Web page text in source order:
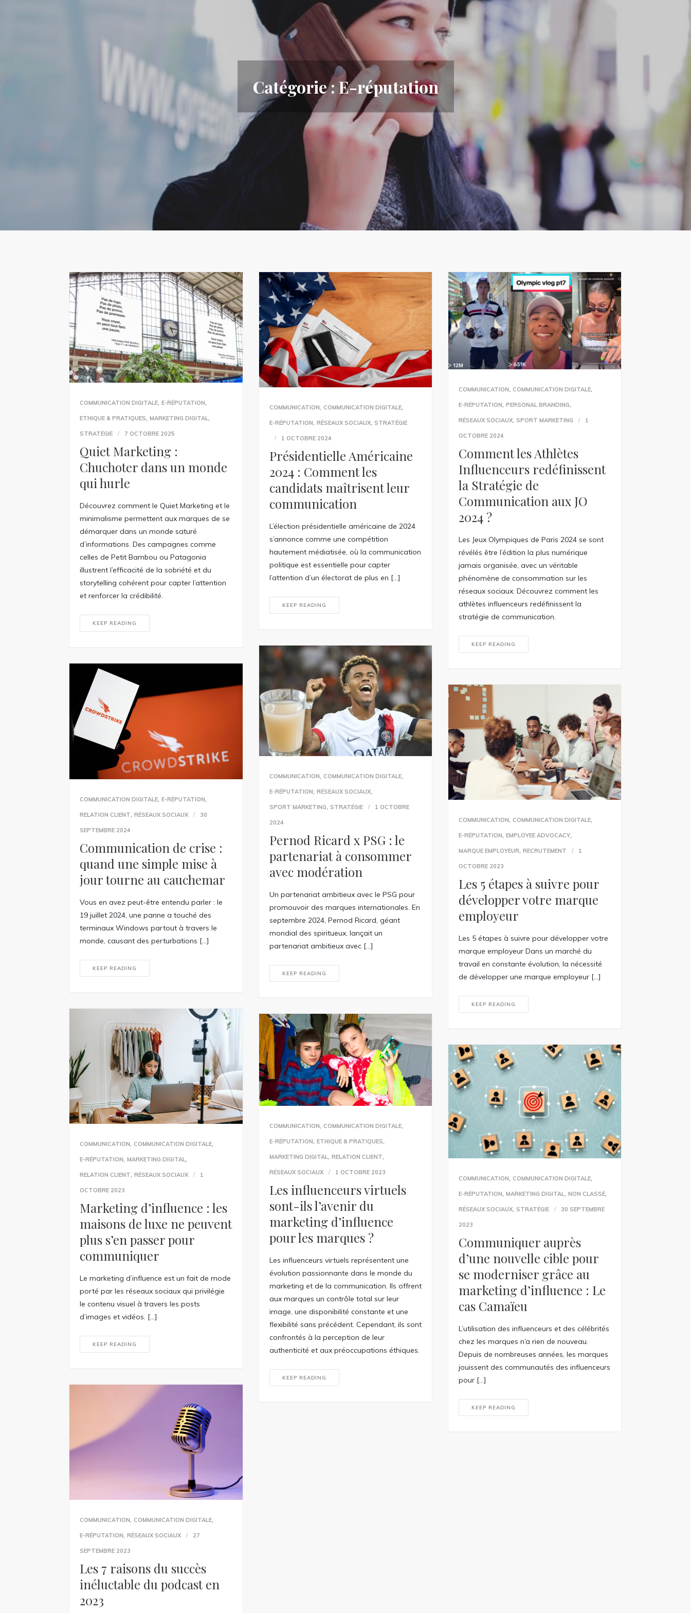
Catégorie :E-réputation
COMMUNICATION DIGITALE,E-RÉPUTATION,
ETHIQUE & PRATIQUES,MARKETING DIGITAL,
STRATÉGIE 7 OCTOBRE 2025
Quiet Marketing :
Chuchoter dans un monde
qui hurle
Découvrez comment le Quiet Marketing et le
minimalisme permettent aux marques de se
démarquer dans un monde saturé
d’informations. Des campagnes comme
celles de Petit Bambou ou Patagonia
illustrent l’efficacité de la sobriété et du
storytelling cohérent pour capter l’attention
et renforcer la crédibilité.
KEEP READING
COMMUNICATION, COMMUNICATION DIGITALE,
E-RÉPUTATION, RÉSEAUX SOCIAUX, STRATÉGIE
1 OCTOBRE 2024
Présidentielle Américaine
2024 : Comment les
candidats maîtrisent leur
communication
L’élection présidentielle américaine de 2024
s’annonce comme une compétition
hautement médiatisée, où la communication
politique est essentielle pour capter
l’attention d’un électorat de plus en […]
KEEP READING
COMMUNICATION,COMMUNICATION DIGITALE,
E-RÉPUTATION,PERSONAL BRANDING,
RÉSEAUX SOCIAUX, SPORT MARKETING 1
OCTOBRE 2024
Comment les Athlètes
Influenceurs redéfinissent
la Stratégie de
Communication aux JO
2024 ?
Les Jeux Olympiques de Paris 2024 se sont
révélés être l’édition la plus numérique
jamais organisée, avec un véritable
phénomène de consommation sur les
réseaux sociaux. Découvrez comment les
athlètes influenceurs redéfinissent la
stratégie de communication.
KEEP READING
COMMUNICATION COMMUNICATION DIGITALE,
E-RÉPUTATION RÉSEAUX SOCIAUX,
SPORT MARKETING STRATÉGIE 1 OCTOBRE
2024
Pernod Ricard x PSG : le
partenariat à consommer
avec modération
Un partenariat ambitieux avec le PSG pour
promouvoir des marques internationales. En
septembre 2024, Pernod Ricard, géant
mondial des spiritueux, lançait un
partenariat ambitieux avec […]
KEEP READING
COMMUNICATION DIGITALE ,E-RÉPUTATION
RELATION CLIENT ,RÉSEAUX SOCIAUX 30
SEPTEMBRE 2024
Communication de crise :
quand une simple mise à
jour tourne au cauchemar
Vous en avez peut-être entendu parler : le
19 juillet 2024, une panne a touché des
terminaux Windows partout à travers le
monde, causant des perturbations […]
KEEP READING
COMMUNICATION,COMMUNICATION DIGITALE,
E-RÉPUTATION,EMPLOYEE ADVOCACY,
MARQUE EMPLOYEUR,RECRUTEMENT 1
OCTOBRE 2023
Les 5 étapes à suivre pour
développer votre marque
employeur
Les 5 étapes à suivre pour développer votre
marque employeur Dans un marché du
travail en constante évolution, la nécessité
de développer une marque employeur […]
KEEP READING
COMMUNICATION ,COMMUNICATION DIGITALE
E-RÉPUTATION ,MARKETING DIGITAL
RELATION CLIENT ,RÉSEAUX SOCIAUX 1
OCTOBRE 2023
Marketing d’influence : les
maisons de luxe ne peuvent
plus s’en passer pour
communiquer
Le marketing d’influence est un fait de mode
porté par les réseaux sociaux qui privilégie
le contenu visuel à travers les posts
d’images et vidéos. […]
KEEP READING
COMMUNICATION, COMMUNICATION DIGITALE,
E-RÉPUTATION, ETHIQUE & PRATIQUES,
MARKETING DIGITAL, RELATION CLIENT,
RÉSEAUX SOCIAUX 1 OCTOBRE 2023
Les influenceurs virtuels
sont-ils l’avenir du
marketing d’influence
pour les marques ?
Les influenceurs virtuels représentent une
évolution passionnante dans le monde du
marketing et de la communication. Ils offrent
aux marques un contrôle total sur leur
image, une disponibilité constante et une
flexibilité sans précédent. Cependant, ils sont
confrontés à la perception de leur
authenticité et aux préoccupations éthiques.
KEEP READING
COMMUNICATION ,COMMUNICATION DIGITALE
E-RÉPUTATION ,MARKETING DIGITAL ,NON CLASSÉ
RÉSEAUX SOCIAUX STRATÉGIE 30 SEPTEMBRE
2023
Communiquer auprès
d’une nouvelle cible pour
se moderniser grâce au
marketing d’influence : Le
cas Camaïeu
L’utilisation des influenceurs et des célébrités
chez les marques n’a rien de nouveau.
Depuis de nombreuses années, les marques
jouissent des communautés des influenceurs
pour […]
KEEP READING
COMMUNICATION,COMMUNICATION DIGITALE,
E-RÉPUTATION,RÉSEAUX SOCIAUX 27
SEPTEMBRE 2023
Les 7 raisons du succès
inéluctable du podcast en
2023